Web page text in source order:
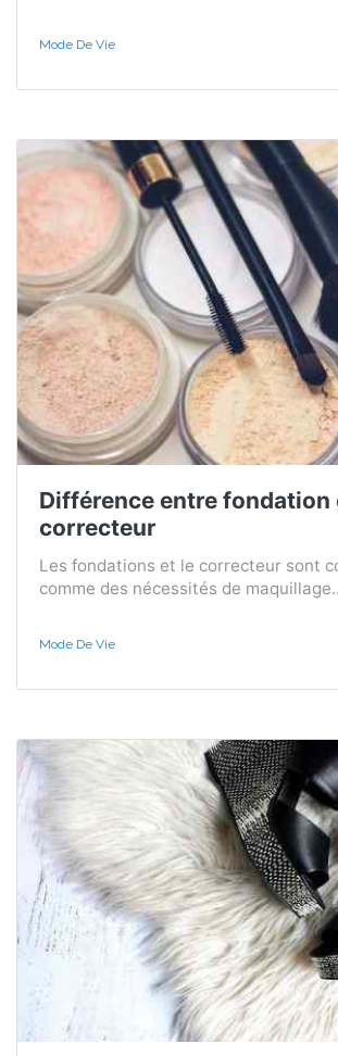
Mode De Vie
Différence entre fondation
correcteur
Les fondations et le correcteur sont
comme des nécessités de
Mode De Vie